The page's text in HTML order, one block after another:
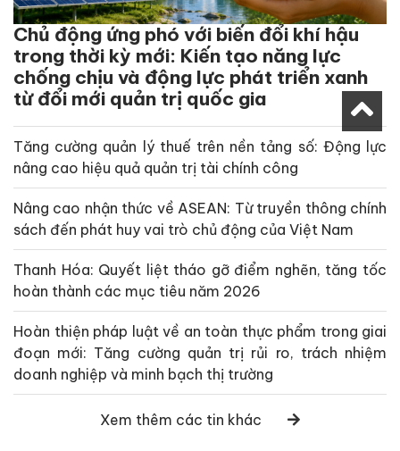
Chủ động ứng phó với biến đổi khí hậu
trong thời kỳ mới: Kiến tạo năng lực
chống chịu và động lực phát triển xanh
từ đổi mới quản trị quốc gia
Tăng cường quản lý thuế trên nền tảng số: Động lực
nâng cao hiệu quả quản trị tài chính công
Nâng cao nhận thức về ASEAN: Từ truyền thông chính
sách đến phát huy vai trò chủ động của Việt Nam
Thanh Hóa: Quyết liệt tháo gỡ điểm nghẽn, tăng tốc
hoàn thành các mục tiêu năm 2026
Hoàn thiện pháp luật về an toàn thực phẩm trong giai
đoạn mới: Tăng cường quản trị rủi ro, trách nhiệm
doanh nghiệp và minh bạch thị trường
Xem thêm các tin khác